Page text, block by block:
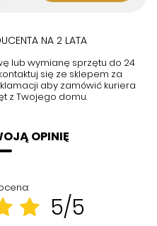
NA 2 LATA
lub wymianę sprzętu do 24
się ze sklepem za
aby zamówić kuriera
z Twojego domu.
OPINIĘ
5/5